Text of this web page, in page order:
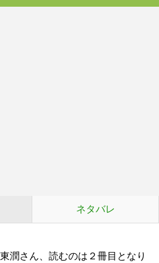
ネタバレ
潤さん、読むのは２冊目となり